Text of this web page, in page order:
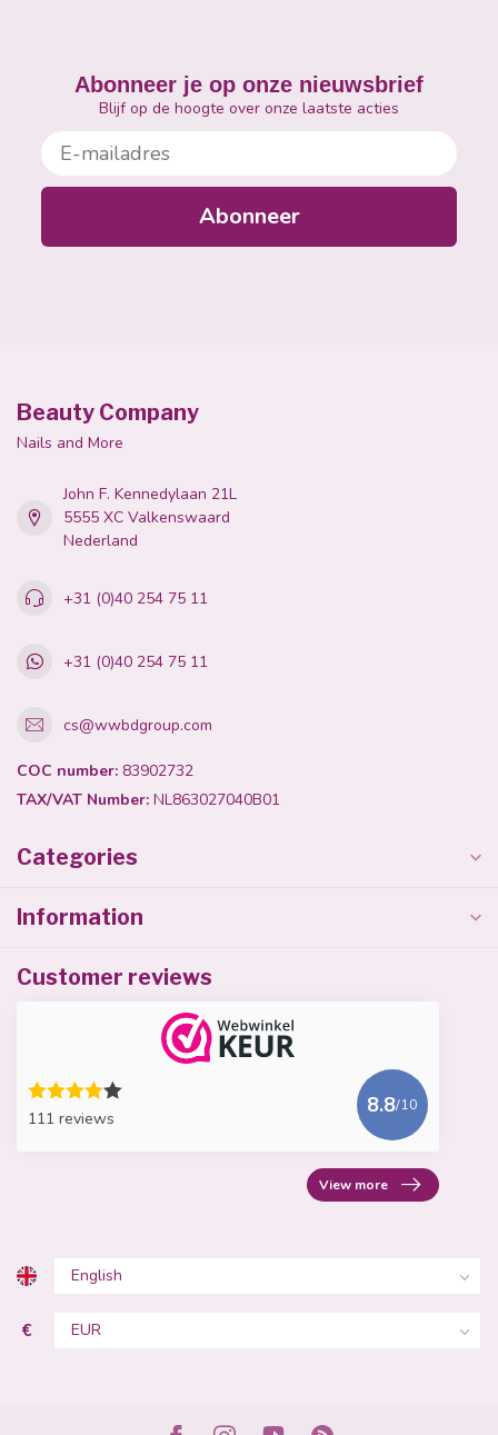
Abonneer je op onze nieuwsbrief
Blijf op de hoogte over onze laatste acties
E-mailadres
Abonneer
Beauty Company
Nails and More
John F. Kennedylaan 21L
5555 XC Valkenswaard
Nederland
+31 (0)40 254 75 11
+31 (0)40 254 75 11
cs@wwbdgroup.com
COC number: 83902732
TAX/VAT Number: NL863027040B01
Categories
Information
Customer reviews
111 reviews
8.8/10
View more
€